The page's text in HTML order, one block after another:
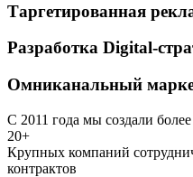
Таргетированная
Разработка Digital-
Омниканальный
С 2011 года мы создали
20+
Крупных компаний
контрактов